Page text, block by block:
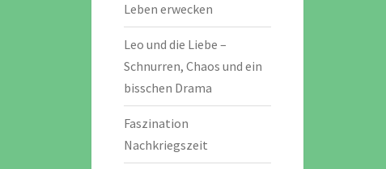
Leben erwecken
Leo und die Liebe –
Schnurren, Chaos und ein
bisschen Drama
Faszination
Nachkriegszeit